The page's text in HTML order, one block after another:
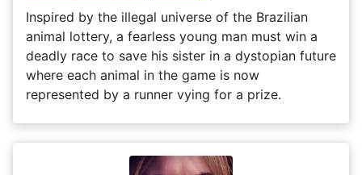
Inspired by the illegal universe of the Brazilian
animal lottery, a fearless young man must win a
deadly race to save his sister in a dystopian future
where each animal in the game is now
represented by a runner vying for a prize.